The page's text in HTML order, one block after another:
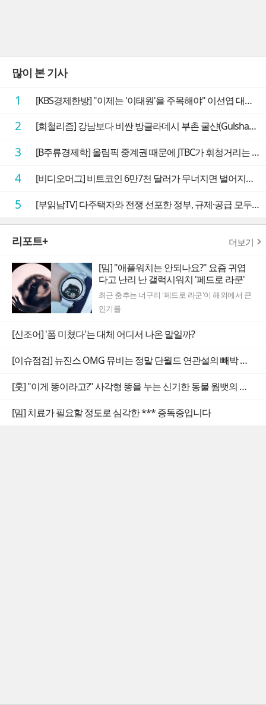
많이 본 기사
1 [KBS경제한방] "이제는 '이태원'을 주목해야" 이선엽 대표가 말하는 AI 시대 투자 성과를 가르는 지점들
2 [희철리즘] 강남보다 비싼 방글라데시 부촌 굴샨(Gulshan)의 극단적인 모습에 충격을 받다
3 [B주류경제학] 올림픽 중계권 때문에 JTBC가 휘청거리는 이유
4 [비디오머그] 비트코인 6만7천 달러가 무너지면 벌어지는 일
5 [부읽남TV] 다주택자와 전쟁 선포한 정부, 규제·공급 모두 실효성 의문
리포트+ 더보기
[밈] "애플워치는 안되나요?" 요즘 귀엽
다고 난리 난 갤럭시워치 '페드로 라쿤'
최근 춤추는 너구리 '페드로 라쿤'이 해외에서 큰
인기를
[신조어] '폼 미쳤다'는 대체 어디서 나온 말일까?
[이슈점검] 뉴진스 OMG 뮤비는 정말 단월드 연관설의 빼박 증거일까
[훗] "이게 똥이라고?" 사각형 똥을 누는 신기한 동물 웜뱃의 비밀
[밈] 치료가 필요할 정도로 심각한 *** 증독증입니다